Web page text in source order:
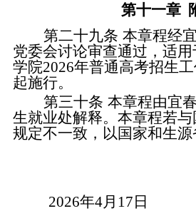
第十一章
第二十九条 本章程经
党委会讨论审查通过，适
学院2026年普通高考招生
起施行。
第三十条 本章程由宜
生就业处解释。本章程若
规定不一致，以国家和生源
2026年4月 17 日